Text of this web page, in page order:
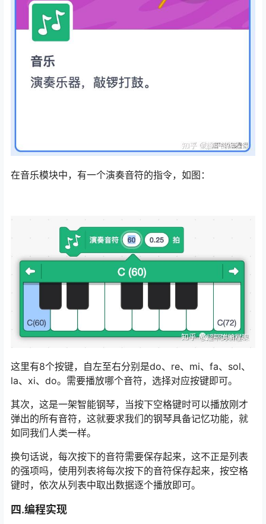
在音乐模块中，有一个演奏音符的指令，如图：
这里有8个按键，自左至右分别是do、re、mi、fa、sol、
la、xi、do。需要播放哪个音符，选择对应按键即可。
其次，这是一架智能钢琴，当按下空格键时可以播放刚才
弹出的所有音符，这就要求我们的钢琴具备记忆功能，就
如同我们人类一样。
换句话说，每次按下的音符需要保存起来，这不正是列表
的强项吗，使用列表将每次按下的音符保存起来，按空格
键时，依次从列表中取出数据逐个播放即可。
四.编程实现